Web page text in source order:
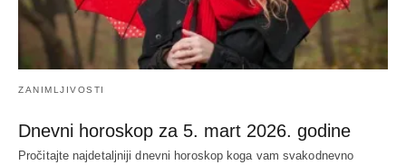
ZANIMLJIVOSTI
Dnevni horoskop za 5. mart 2026. godine
Pročitajte najdetaljniji dnevni horoskop koga vam svakodnevno